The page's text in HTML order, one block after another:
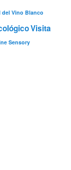
del Vino Blanco
Visita
Sensory